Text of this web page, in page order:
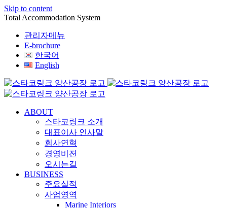
Skip to content
Total Accommodation System
관리자메뉴
E-brochure
한국어
English
ABOUT
스타코링크 소개
대표이사 인사말
회사연혁
경영비젼
오시는길
BUSINESS
주요실적
사업영역
Marine Interiors